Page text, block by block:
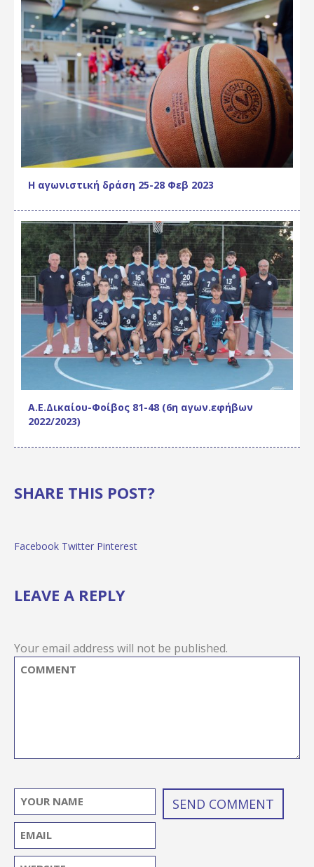
Η αγωνιστική δράση 25-28 Φεβ 2023
Α.Ε.Δικαίου-Φοίβος 81-48 (6η αγων.εφήβων
2022/2023)
SHARE THIS POST?
Facebook Twitter Pinterest
LEAVE A REPLY
Your email address will not be published.